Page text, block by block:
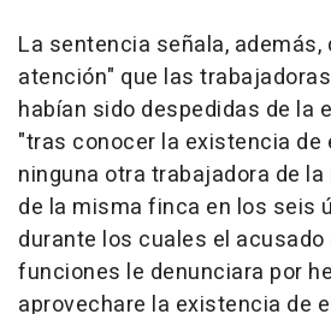
La sentencia señala, además,
atención" que las
habían sido despedidas de la
"tras conocer la existencia de
ninguna otra trabajadora de
de la misma finca en los seis
durante los cuales el
funciones le denunciara por
aprovechare la existencia de